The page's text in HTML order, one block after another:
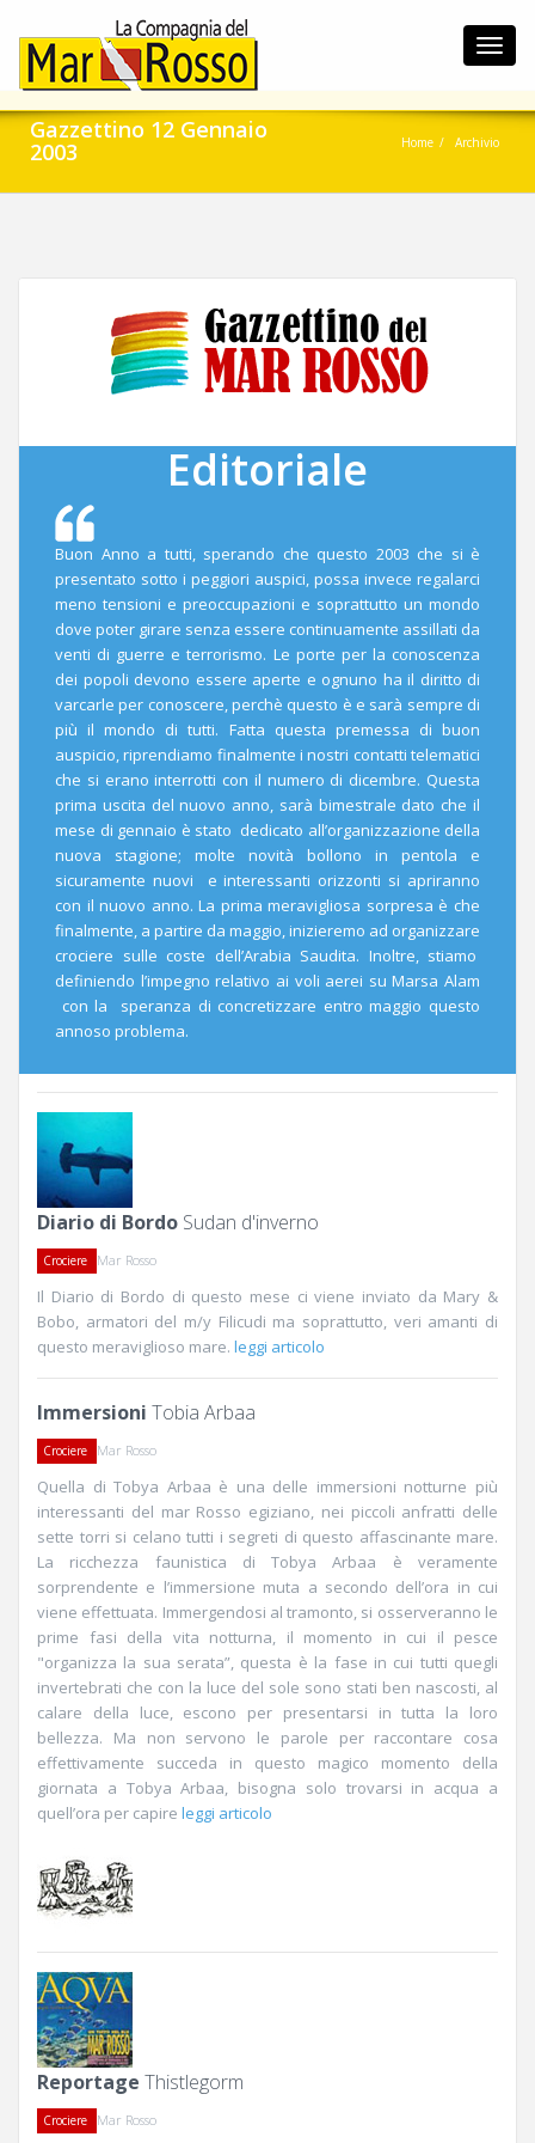
Gazzettino 12 Gennaio
2003 Home Archivio
Editoriale
Buon Anno a tutti, sperando che questo 2003 che si è
presentato sotto i peggiori auspici, possa invece regalarci
meno tensioni e preoccupazioni e soprattutto un mondo
dove poter girare senza essere continuamente assillati da
venti di guerre e terrorismo. Le porte per la conoscenza
dei popoli devono essere aperte e ognuno ha il diritto di
varcarle per conoscere, perchè questo è e sarà sempre di
più il mondo di tutti. Fatta questa premessa di buon
auspicio, riprendiamo finalmente i nostri contatti telematici
che si erano interrotti con il numero di dicembre. Questa
prima uscita del nuovo anno, sarà bimestrale dato che il
mese di gennaio è stato dedicato all’organizzazione della
nuova stagione; molte novità bollono in pentola e
sicuramente nuovi e interessanti orizzonti si apriranno
con il nuovo anno. La prima meravigliosa sorpresa è che
finalmente, a partire da maggio, inizieremo ad organizzare
crociere sulle coste dell’Arabia Saudita. Inoltre, stiamo
definiendo l’impegno relativo ai voli aerei su Marsa Alam
con la speranza di concretizzare entro maggio questo
annoso problema.
Diario di Bordo Sudan d'inverno
Crociere Mar Rosso
Il Diario di Bordo di questo mese ci viene inviato da Mary &
Bobo, armatori del m/y Filicudi ma soprattutto, veri amanti di
questo meraviglioso mare. leggi articolo
Immersioni Tobia Arbaa
Crociere Mar Rosso
Quella di Tobya Arbaa è una delle immersioni notturne più
interessanti del mar Rosso egiziano, nei piccoli anfratti delle
sette torri si celano tutti i segreti di questo affascinante mare.
La ricchezza faunistica di Tobya Arbaa è veramente
sorprendente e l’immersione muta a secondo dell’ora in cui
viene effettuata. Immergendosi al tramonto, si osserveranno le
prime fasi della vita notturna, il momento in cui il pesce
"organizza la sua serata”, questa è la fase in cui tutti quegli
invertebrati che con la luce del sole sono stati ben nascosti, al
calare della luce, escono per presentarsi in tutta la loro
bellezza. Ma non servono le parole per raccontare cosa
effettivamente succeda in questo magico momento della
giornata a Tobya Arbaa, bisogna solo trovarsi in acqua a
quell’ora per capire leggi articolo
Reportage Thistlegorm
Crociere Mar Rosso